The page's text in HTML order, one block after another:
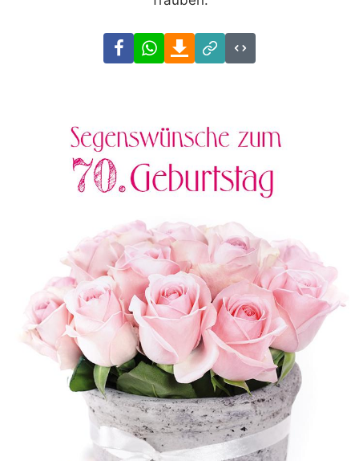
FacebookWhatsAppDownload
Link
Code